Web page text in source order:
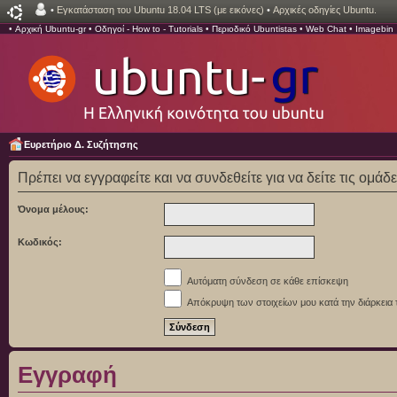
• Εγκατάσταση του Ubuntu 18.04 LTS (με εικόνες) • Αρχικές οδηγίες Ubuntu.
• Αρχική Ubuntu-gr• Οδηγοί - How to - Tutorials • Περιοδικό Ubuntistas • Web Chat • Imagebin
Ευρετήριο Δ. Συζήτησης
Πρέπει να εγγραφείτε και να συνδεθείτε για να δείτε τις
Όνομα μέλους:
Κωδικός:
Αυτόματη σύνδεση σε κάθε επίσκεψη
Απόκρυψη των στοιχείων μου κατά την διάρκεια
Εγγραφή